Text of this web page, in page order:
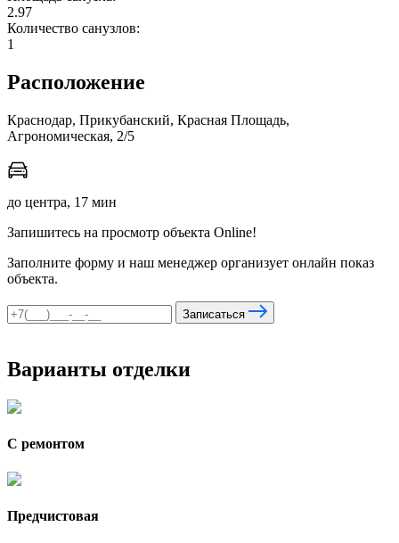
мы в соцсетях
2.97
Количество санузлов:
1
Расположение
Краснодар, Прикубанский, Красная Площадь,
Агрономическая, 2/5
до центра, 17 мин
Запишитесь на просмотр объекта Online!
Заполните форму и наш менеджер организует онлайн показ
объекта.
Записаться
Варианты отделки
С ремонтом
Предчистовая